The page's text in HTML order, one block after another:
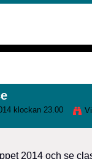
klockan 23.00
2014 och se